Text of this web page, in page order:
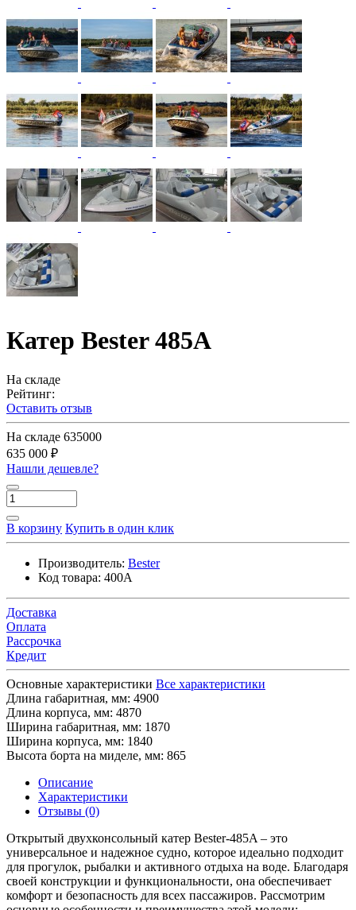
Катер Bester 485A
На складе
Рейтинг:
Оставить отзыв
На складе 635000
635 000 ₽
Нашли дешевле?
В корзину Купить в один клик
Производитель: Bester
Код товара: 400A
Доставка
Оплата
Рассрочка
Кредит
Основные характеристики Все характеристики
Длина габаритная, мм: 4900
Длина корпуса, мм: 4870
Ширина габаритная, мм: 1870
Ширина корпуса, мм: 1840
Высота борта на миделе, мм: 865
Описание
Характеристики
Отзывы (0)
Открытый двухконсольный катер Bester-485A – это
универсальное и надежное судно, которое идеально подходит
для прогулок, рыбалки и активного отдыха на воде. Благодаря
своей конструкции и функциональности, она обеспечивает
комфорт и безопасность для всех пассажиров. Рассмотрим